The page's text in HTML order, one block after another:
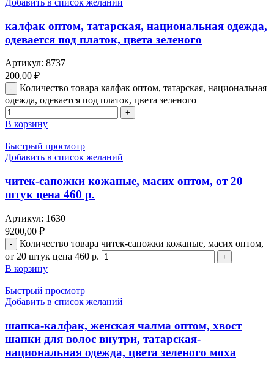
Добавить в список желаний
калфак оптом, татарская, национальная одежда,
одевается под платок, цвета зеленого
Артикул: 8737
200,00 ₽
Количество товара калфак оптом, татарская, национальная
одежда, одевается под платок, цвета зеленого
В корзину
Быстрый просмотр
Добавить в список желаний
читек-сапожки кожаные, масих оптом, от 20
штук цена 460 р.
Артикул: 1630
9200,00 ₽
Количество товара читек-сапожки кожаные, масих оптом,
от 20 штук цена 460 р.
В корзину
Быстрый просмотр
Добавить в список желаний
шапка-калфак, женская чалма оптом, хвост
шапки для волос внутри, татарская-
национальная одежда, цвета зеленого моха